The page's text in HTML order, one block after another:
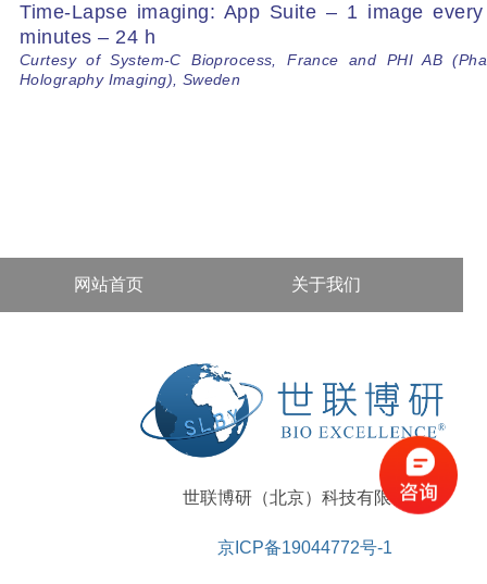
Time-Lapse imaging: App Suite – 1 image
minutes – 24 h
Curtesy of System-C Bioprocess, France and PHI AB
Holography Imaging), Sweden